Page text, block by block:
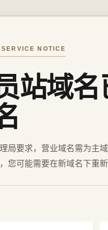
SERVICE NOTICE
站域
局要求，营业域名需为主
您可能需要在新域名下重新